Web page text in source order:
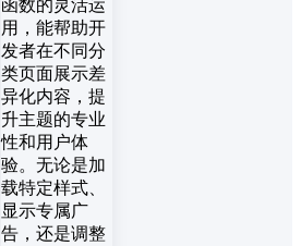
函数的灵活运
用，能帮助开
发者在不同分
类页面展示差
异化内容，提
升主题的专业
性和用户体
验。无论是加
载特定样式、
显示专属广
告，还是调整